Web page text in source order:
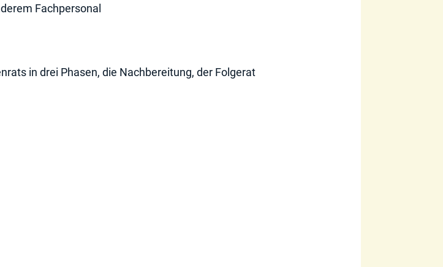
Fachpersonal
in drei Phasen, die Nachbereitung, der Folgerat